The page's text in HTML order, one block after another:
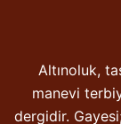
Altınoluk,
manevi
dergidir.